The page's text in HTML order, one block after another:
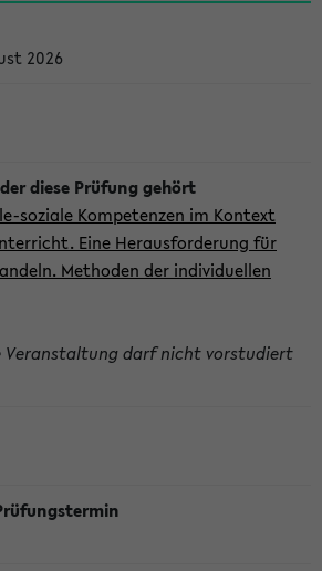
2026
soziale Kompetenzen im Kontext
Eine Herausforderung für
Methoden der individuellen
Veranstaltung darf nicht vorstudiert